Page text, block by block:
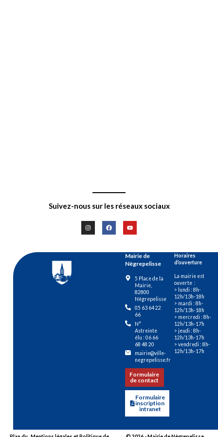
Suivez-nous sur les réseaux sociaux
Mairie de
Nègrepelisse
5 Place de la
Mairie,
82800
Nègrepelisse
05 63 64 22
66
N°
Astreinte
élu : 06 66
68 48 20
mairie@ville-
negrepelisse.fr
Formulaire
de contact
Formulaire
inscription
intranet
Horaires
d’ouverture
La mairie est
ouverte :
> lundi : 8h-
12h/13h-18h
> mardi : 8h-
12h/13h-18h
> mercredi : 8h-
12h/13h-17h
> jeudi : 8h-
12h/13h-17h
> vendredi : 8h-
12h/13h-17h